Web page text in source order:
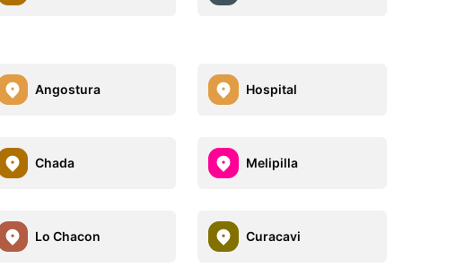
Angostura Hospital
Chada Melipilla
Lo Chacon Curacavi